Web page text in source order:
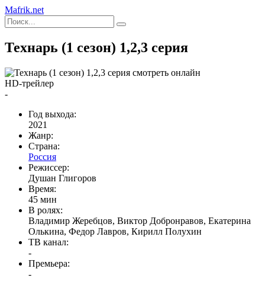
Mafrik.net
Технарь (1 сезон) 1,2,3 серия
HD-трейлер
-
Год выхода:
2021
Жанр:
Страна:
Россия
Режиссер:
Душан Глигоров
Время:
45 мин
В ролях:
Владимир Жеребцов, Виктор Добронравов, Екатерина
Олькина, Федор Лавров, Кирилл Полухин
ТВ канал:
-
Премьера:
-